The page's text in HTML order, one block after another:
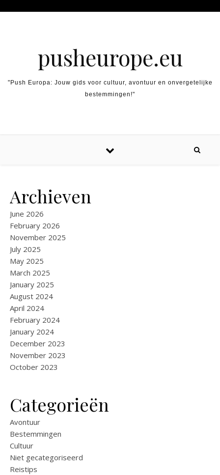
pusheurope.eu
"Push Europa: Jouw gids voor cultuur, avontuur en onvergetelijke
bestemmingen!"
Archieven
June 2026
February 2026
November 2025
July 2025
May 2025
March 2025
January 2025
August 2024
April 2024
February 2024
January 2024
December 2023
November 2023
October 2023
Categorieën
Avontuur
Bestemmingen
Cultuur
Niet gecategoriseerd
Reistips